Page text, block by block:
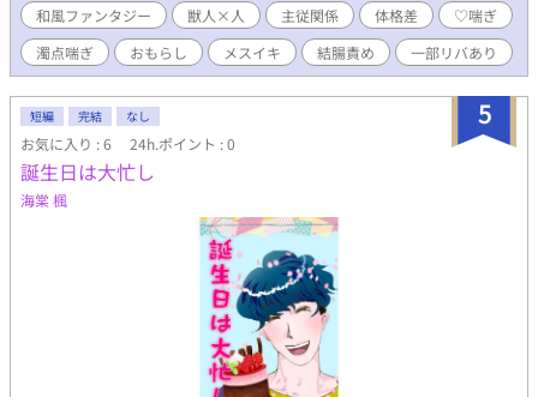
プライドの高いネコがドスケベにされて尊厳をすり減らされる話
が読みたいついでにケモチンとザーボテも見たい。そんな100％
不純な動機でこのお話は書かれています。タイトルと本文の温度
差は仕様です。 盲目の男やもめ狼獣人×隠れメス堕ち済みの尊厳
を奪われたドスケベ元王子の和風ファンタジーBL。 地の文しっか
りお硬め、スケベシーンはねっちょり濃いめ、ハート喘ぎ濁点喘
ぎありますやったね。狼獣人の耳と尻尾（そして亀頭球）をお楽
しみください。 【あらすじ】 人間と、獣の形質を色濃く残す獣
人、爪牙（そうが）族。国内は二つに分断し、長く戦を繰り返し
ているこの世界。 先の戦で若き武将を庇い、怪我により失明した
大神十兵衛（おおがみじゅうべえ）は故郷で按摩をし、妻を亡く
した寂しさを抱えながらも平穏に過ごしていた。 そんなある日、
十兵衛の元へ珍しい客人が一人訪れる。ボロボロの姿で、都より
はるか北の爪牙の集落へたどり着いたその者こそ、先の戦で十兵
衛が庇った若き武将、今生陛下の第四親王篤実雪政（あつみゆき
なり）であった。 目の見えぬ十兵衛に篤実親王は、己の世話をし
ろと命じ気を失ってしまう。十兵衛はかつての主君の正体を隠し
和風ファンタジー 獣人×人 主従関係 体格差
♡喘ぎ
濁点喘ぎ
おもらし メスイキ 結腸責め 一部リバあり
5
短編 完結 なし
お気に入り : 6 24h.ポイント : 0
誕生日は大忙し
海棠 楓